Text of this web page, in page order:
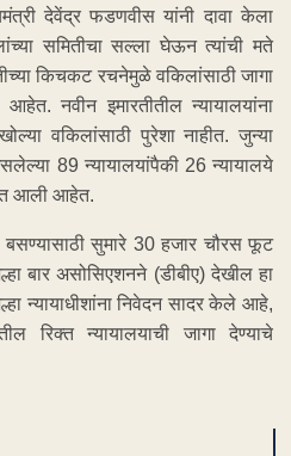
देवेंद्र फडणवीस यांनी दावा केला
समितीचा सल्ला घेऊन त्यांची मते
किचकट रचनेमुळे वकिलांसाठी जागा
आहेत. नवीन इमारतीतील न्यायालयांना
वकिलांसाठी पुरेशा नाहीत. जुन्या
89 न्यायालयांपैकी 26 न्यायालये
आली आहेत.
बसण्यासाठी सुमारे 30 हजार चौरस फूट
बार असोसिएशनने (डीबीए) देखील हा
न्यायाधीशांना निवेदन सादर केले आहे,
रिक्त न्यायालयाची जागा देण्याचे